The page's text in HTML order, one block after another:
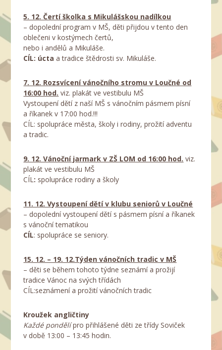
5. 12. Čertí školka s Mikulášskou nadílkou
– dopolední program v MŠ, děti přijdou v tento den
oblečeni v kostýmech čertů,
nebo i andělů a Mikuláše.
CÍL: úcta a tradice štědrosti sv. Mikuláše.
7. 12. Rozsvícení vánočního stromu v Loučné od
16:00 hod. viz. plakát ve vestibulu MŠ
Vystoupení dětí z naší MŠ s vánočním pásmem písní
a říkanek v 17:00 hod.!!!
CÍL: spolupráce města, školy i rodiny, prožití adventu
a tradic.
9. 12. Vánoční jarmark v ZŠ LOM od 16:00 hod. viz.
plakát ve vestibulu MŠ
CÍL: spolupráce rodiny a školy
11. 12. Vystoupení dětí v klubu seniorů v Loučné
– dopolední vystoupení dětí s pásmem písní a říkanek
s vánoční tematikou
CÍL: spolupráce se seniory.
15. 12. – 19. 12.Týden vánočních tradic v MŠ
– děti se během tohoto týdne seznámí a prožijí
tradice Vánoc na svých třídách
CÍL:seznámení a prožití vánočních tradic
Kroužek angličtiny
Každé pondělípro přihlášené děti ze třídy Soviček
v době 13:00 – 13:45 hodin.